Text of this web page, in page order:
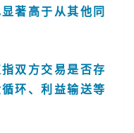
著高于从其他同
指双方交易是否存
环、利益输送等